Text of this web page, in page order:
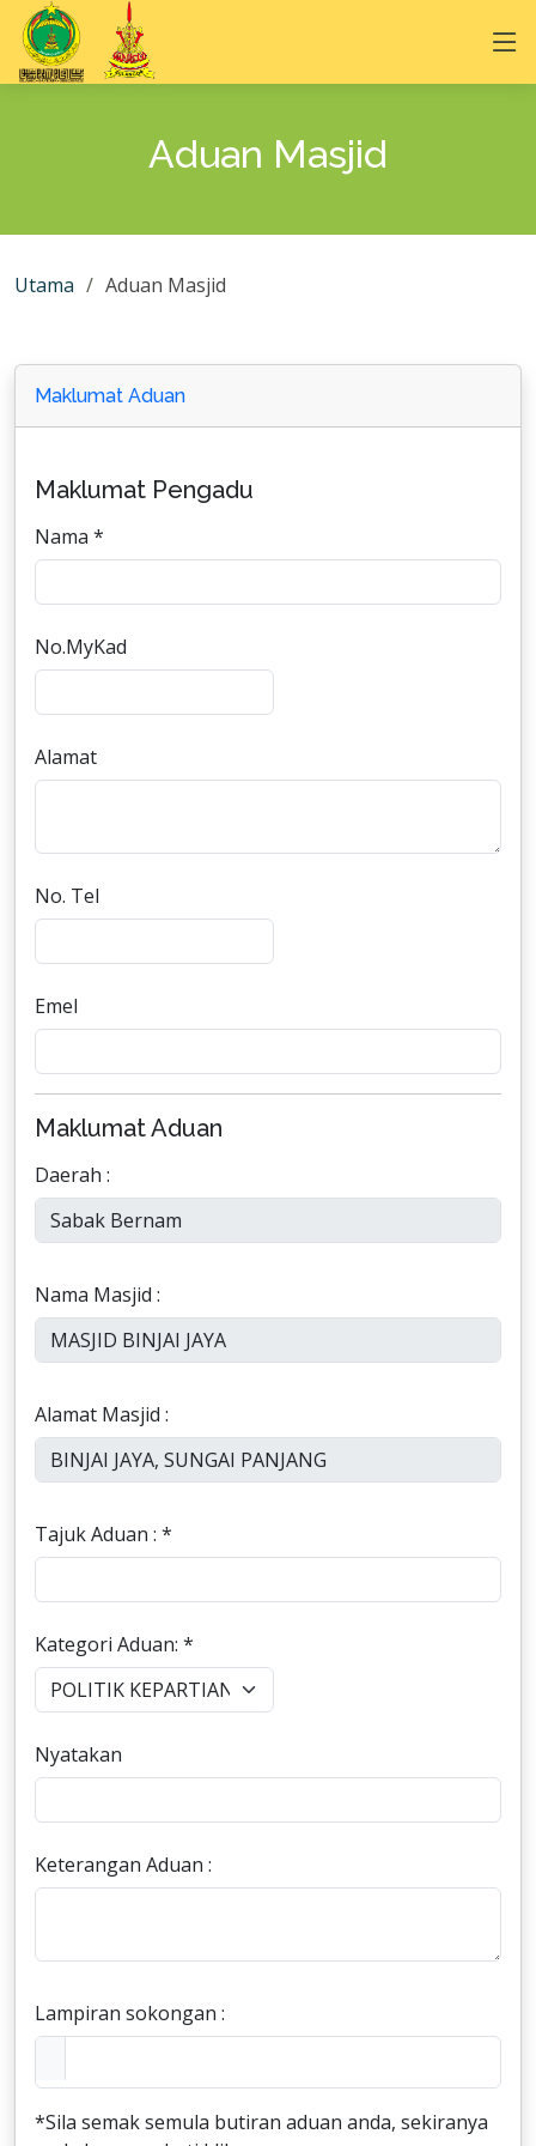
Aduan Masjid
Utama Aduan Masjid
Maklumat Aduan
Maklumat Pengadu
Nama *
No.MyKad
Alamat
No. Tel
Emel
Maklumat Aduan
Daerah :
Nama Masjid :
Alamat Masjid :
Tajuk Aduan : *
Kategori Aduan: *
Nyatakan
Keterangan Aduan :
Lampiran sokongan :
*Sila semak semula butiran aduan anda, sekiranya